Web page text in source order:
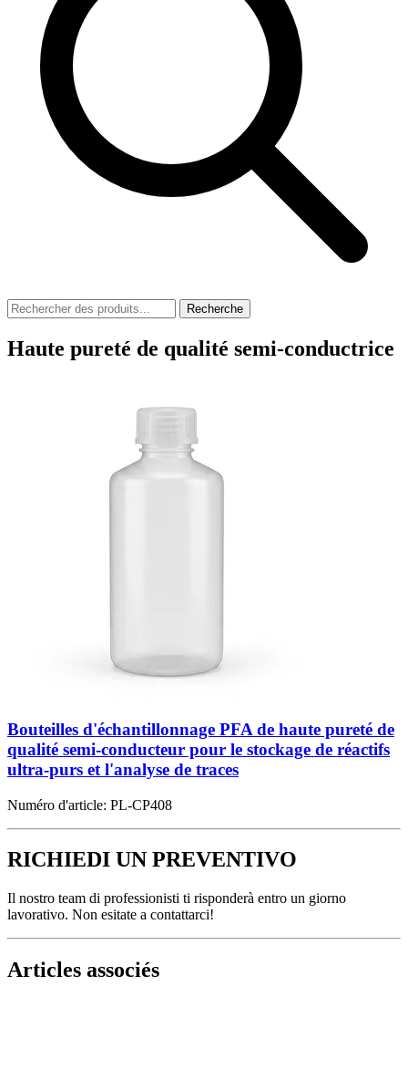
Recherche
Haute pureté de qualité semi-conductrice
Bouteilles d'échantillonnage PFA de haute pureté de
qualité semi-conducteur pour le stockage de réactifs
ultra-purs et l'analyse de traces
Numéro d'article: PL-CP408
RICHIEDI UN PREVENTIVO
Il nostro team di professionisti ti risponderà entro un giorno
lavorativo. Non esitate a contattarci!
Articles associés